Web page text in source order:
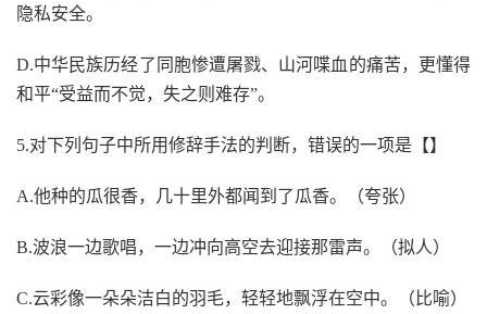
隐私安全。
D.中华民族历经了同胞惨遭屠戮、山河喋血的痛苦，更懂得
和平“受益而不觉，失之则难存”。
5.对下列句子中所用修辞手法的判断，错误的一项是 【】
A.他种的瓜很香，几十里外都闻到了瓜香。（夸张）
B.波浪一边歌唱，一边冲向高空去迎接那雷声。（拟人）
C.云彩像一朵朵洁白的羽毛，轻轻地飘浮在空中。（比喻）